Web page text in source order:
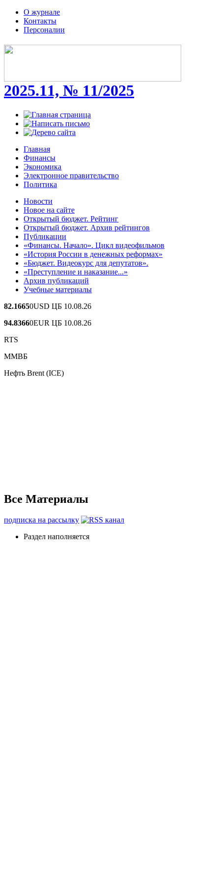
О журнале
Контакты
Персоналии
2025.11, № 11/2025
Главная
Финансы
Экономика
Электронное правительство
Политика
Новости
Новое на сайте
Открытый бюджет. Рейтинг
Открытый бюджет. Архив рейтингов
Публикации
«Финансы. Начало». Цикл видеофильмов
«История России в денежных реформах»
«Бюджет. Видеокурс для депутатов».
«Преступление и наказание...»
Архив публикаций
Учебные материалы
82.16650USD ЦБ 10.08.26
94.83660EUR ЦБ 10.08.26
RTS
ММВБ
Нефть Brent (ICE)
Все Материалы
подписка на рассылку
Раздел наполняется